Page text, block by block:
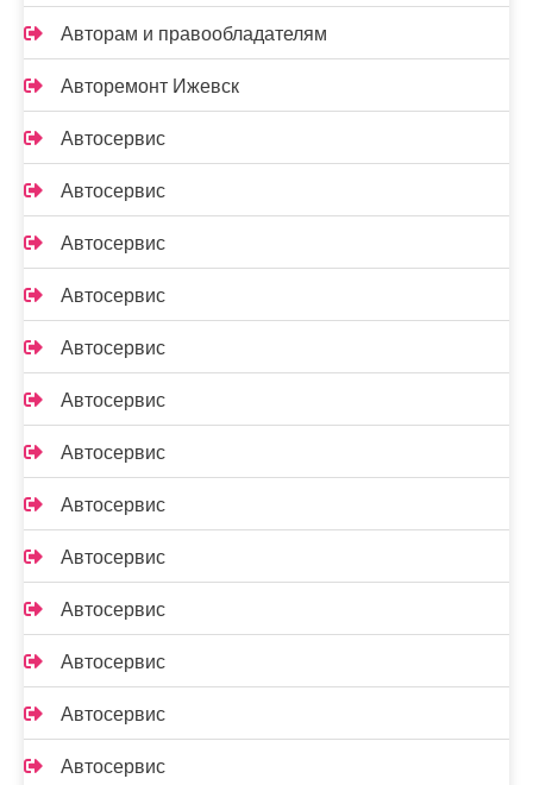
Авторам и правообладателям
Авторемонт Ижевск
Автосервис
Автосервис
Автосервис
Автосервис
Автосервис
Автосервис
Автосервис
Автосервис
Автосервис
Автосервис
Автосервис
Автосервис
Автосервис